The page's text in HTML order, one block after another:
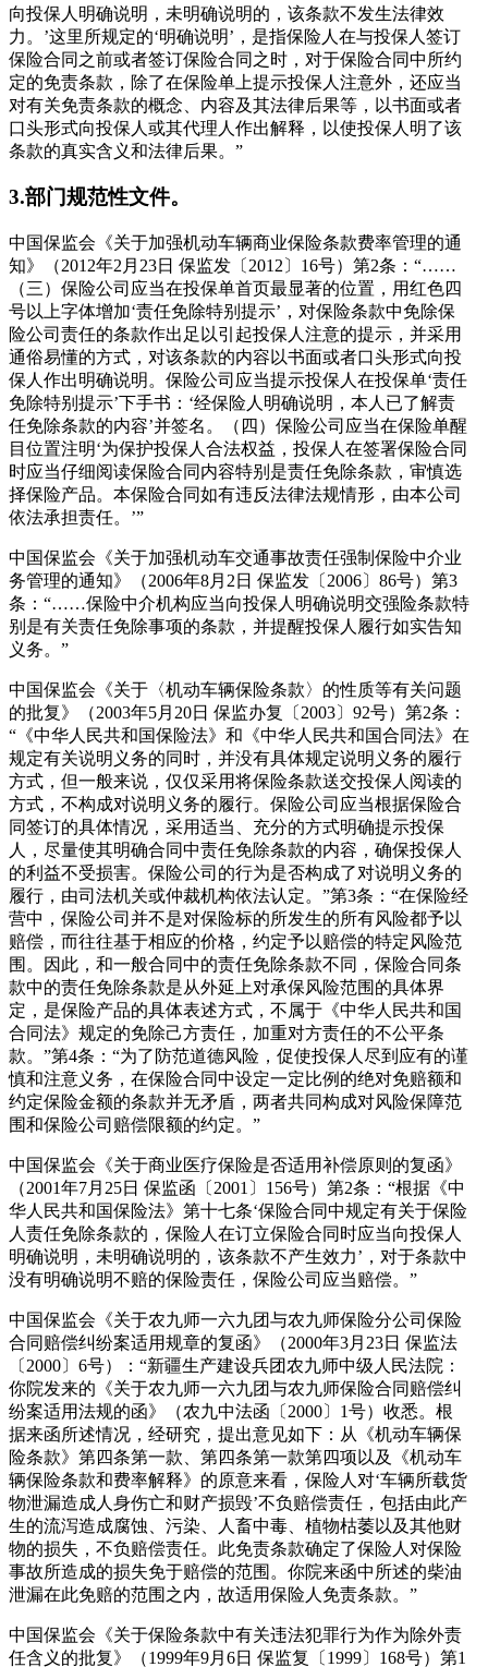
向投保人明确说明，未明确说明的，该条款不发生法律效
力。’这里所规定的‘明确说明’，是指保险人在与投保人签订
保险合同之前或者签订保险合同之时，对于保险合同中所约
定的免责条款，除了在保险单上提示投保人注意外，还应当
对有关免责条款的概念、内容及其法律后果等，以书面或者
口头形式向投保人或其代理人作出解释，以使投保人明了该
条款的真实含义和法律后果。”
3.部门规范性文件。
中国保监会《关于加强机动车辆商业保险条款费率管理的通
知》（2012年2月23日 保监发〔2012〕16号）第2条：“……
（三）保险公司应当在投保单首页最显著的位置，用红色四
号以上字体增加‘责任免除特别提示’，对保险条款中免除保
险公司责任的条款作出足以引起投保人注意的提示，并采用
通俗易懂的方式，对该条款的内容以书面或者口头形式向投
保人作出明确说明。保险公司应当提示投保人在投保单‘责任
免除特别提示’下手书：‘经保险人明确说明，本人已了解责
任免除条款的内容’并签名。（四）保险公司应当在保险单醒
目位置注明‘为保护投保人合法权益，投保人在签署保险合同
时应当仔细阅读保险合同内容特别是责任免除条款，审慎选
择保险产品。本保险合同如有违反法律法规情形，由本公司
依法承担责任。’”
中国保监会《关于加强机动车交通事故责任强制保险中介业
务管理的通知》（2006年8月2日 保监发〔2006〕86号）第3
条：“……保险中介机构应当向投保人明确说明交强险条款特
别是有关责任免除事项的条款，并提醒投保人履行如实告知
义务。”
中国保监会《关于〈机动车辆保险条款〉的性质等有关问题
的批复》（2003年5月20日 保监办复〔2003〕92号）第2条：
“《中华人民共和国保险法》和《中华人民共和国合同法》在
规定有关说明义务的同时，并没有具体规定说明义务的履行
方式，但一般来说，仅仅采用将保险条款送交投保人阅读的
方式，不构成对说明义务的履行。保险公司应当根据保险合
同签订的具体情况，采用适当、充分的方式明确提示投保
人，尽量使其明确合同中责任免除条款的内容，确保投保人
的利益不受损害。保险公司的行为是否构成了对说明义务的
履行，由司法机关或仲裁机构依法认定。”第3条：“在保险经
营中，保险公司并不是对保险标的所发生的所有风险都予以
赔偿，而往往基于相应的价格，约定予以赔偿的特定风险范
围。因此，和一般合同中的责任免除条款不同，保险合同条
款中的责任免除条款是从外延上对承保风险范围的具体界
定，是保险产品的具体表述方式，不属于《中华人民共和国
合同法》规定的免除己方责任，加重对方责任的不公平条
款。”第4条：“为了防范道德风险，促使投保人尽到应有的谨
慎和注意义务，在保险合同中设定一定比例的绝对免赔额和
约定保险金额的条款并无矛盾，两者共同构成对风险保障范
围和保险公司赔偿限额的约定。”
中国保监会《关于商业医疗保险是否适用补偿原则的复函》
（2001年7月25日 保监函〔2001〕156号）第2条：“根据《中
华人民共和国保险法》第十七条‘保险合同中规定有关于保险
人责任免除条款的，保险人在订立保险合同时应当向投保人
明确说明，未明确说明的，该条款不产生效力’，对于条款中
没有明确说明不赔的保险责任，保险公司应当赔偿。”
中国保监会《关于农九师一六九团与农九师保险分公司保险
合同赔偿纠纷案适用规章的复函》（2000年3月23日 保监法
〔2000〕6号）：“新疆生产建设兵团农九师中级人民法院：
你院发来的《关于农九师一六九团与农九师保险合同赔偿纠
纷案适用法规的函》（农九中法函〔2000〕1号）收悉。根
据来函所述情况，经研究，提出意见如下：从《机动车辆保
险条款》第四条第一款、第四条第一款第四项以及《机动车
辆保险条款和费率解释》的原意来看，保险人对‘车辆所载货
物泄漏造成人身伤亡和财产损毁’不负赔偿责任，包括由此产
生的流泻造成腐蚀、污染、人畜中毒、植物枯萎以及其他财
物的损失，不负赔偿责任。此免责条款确定了保险人对保险
事故所造成的损失免于赔偿的范围。你院来函中所述的柴油
泄漏在此免赔的范围之内，故适用保险人免责条款。”
中国保监会《关于保险条款中有关违法犯罪行为作为除外责
任含义的批复》（1999年9月6日 保监复〔1999〕168号）第1